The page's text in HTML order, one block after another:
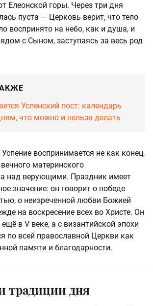
Елеонской горы. Через три дня
пуста — Церковь верит, что тело
воспринято на небо, как и душа, и
с Сыном, заступаясь за весь род
Успенский пост: календарь
что можно и нельзя делать
воспринимается не как конец,
материнского
над верующими. Праздник имеет
значение: он говорит о победе
о неизреченной любви Божией
на воскресение всех во Христе. Он
в V веке, а с византийской эпохи
по всей православной Церкви как
памяти и благодарности.
традиции дня